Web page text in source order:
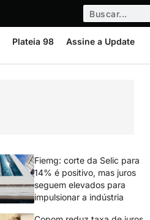
Plateia 98 Assine a Update
Fiemg: corte da Selic para
14% é positivo, mas juros
seguem elevados para
impulsionar a indústria